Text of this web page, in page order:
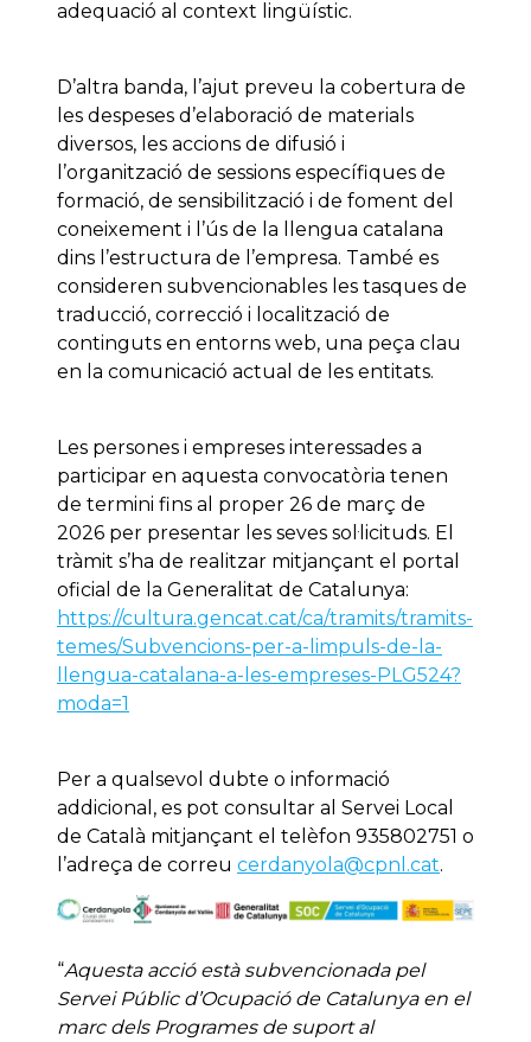
adequació al context lingüístic.
D’altra banda, l’ajut preveu la cobertura de
les despeses d’elaboració de materials
diversos, les accions de difusió i
l’organització de sessions específiques de
formació, de sensibilització i de foment del
coneixement i l’ús de la llengua catalana
dins l’estructura de l’empresa. També es
consideren subvencionables les tasques de
traducció, correcció i localització de
continguts en entorns web, una peça clau
en la comunicació actual de les entitats.
Les persones i empreses interessades a
participar en aquesta convocatòria tenen
de termini fins al proper 26 de març de
2026 per presentar les seves sol·licituds. El
tràmit s’ha de realitzar mitjançant el portal
oficial de la Generalitat de Catalunya:
https://cultura.gencat.cat/ca/tramits/tramits-
temes/Subvencions-per-a-limpuls-de-la-
llengua-catalana-a-les-empreses-PLG524?
moda=1
Per a qualsevol dubte o informació
addicional, es pot consultar al Servei Local
de Català mitjançant el telèfon 935802751 o
l’adreça de correu cerdanyola@cpnl.cat.
“Aquesta acció està subvencionada pel
Servei Públic d’Ocupació de Catalunya en el
marc dels Programes de suport al